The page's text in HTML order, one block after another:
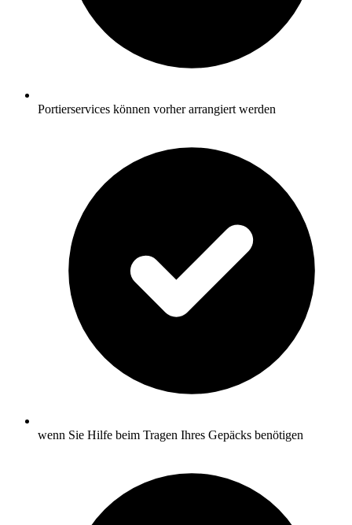
Portierservices können vorher arrangiert werden
wenn Sie Hilfe beim Tragen Ihres Gepäcks benötigen